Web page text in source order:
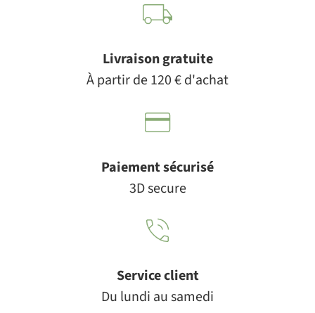
Livraison gratuite
À partir de 120 € d'achat
Paiement sécurisé
3D secure
Service client
Du lundi au samedi